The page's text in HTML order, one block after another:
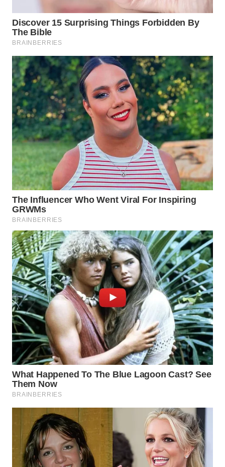
WN
TAPANULI
TENGAH
WN DELI
SERDANG
WN
TEBING
TINGGI
WN
PAKPAK
WN
KARAWANG
WN
BEKASI
WN
BOGOR
WN
DEPOK
WN
TAPANULI
UTARA
WN
SAMOSIR
WN
PADANG
LAWAS